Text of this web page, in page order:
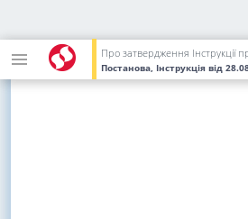
Постанова, Інструкція від